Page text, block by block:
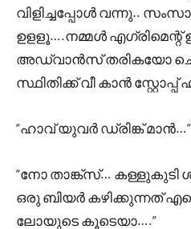
വിളിച്ചപ്പോൾ വന്നു..
ഉളളൂ….നമ്മൾ
അഡ്വാൻസ് തരികയോ
സ്ഥിതിക്ക് വീ കാൻ സ്റ്റോപ്പ്‌
“ഹാവ് യുവർ ഡ്രിങ്ക് മാൻ…”
“നോ താങ്ക്സ്… കള്ളുകുടി
ഒരു ബിയർ കഴിക്കുന്നത്
ലോയുടെ കൂടെയാ….”